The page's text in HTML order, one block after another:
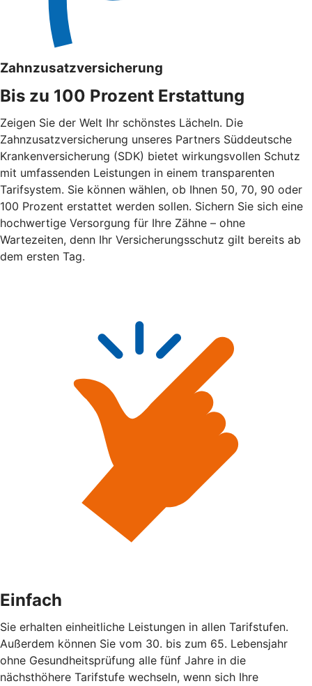
Zahnzusatzversicherung
Bis zu 100 Prozent Erstattung
Zeigen Sie der Welt Ihr schönstes Lächeln. Die
Zahnzusatzversicherung unseres Partners Süddeutsche
Krankenversicherung (SDK) bietet wirkungsvollen Schutz
mit umfassenden Leistungen in einem transparenten
Tarifsystem. Sie können wählen, ob Ihnen 50, 70, 90 oder
100 Prozent erstattet werden sollen. Sichern Sie sich eine
hochwertige Versorgung für Ihre Zähne – ohne
Wartezeiten, denn Ihr Versicherungsschutz gilt bereits ab
dem ersten Tag.
Einfach
Sie erhalten einheitliche Leistungen in allen Tarifstufen.
Außerdem können Sie vom 30. bis zum 65. Lebensjahr
ohne Gesundheitsprüfung alle fünf Jahre in die
nächsthöhere Tarifstufe wechseln, wenn sich Ihre